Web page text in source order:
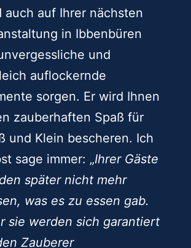
auch auf Ihrer nächsten
in Ibbenbüren
und
auflockernde
sorgen. Er wird Ihnen
zauberhaften Spaß für
und Klein bescheren. Ich
sage immer: „Ihrer Gäste
später nicht mehr
was es zu essen gab.
sie werden sich garantiert
Zauberer